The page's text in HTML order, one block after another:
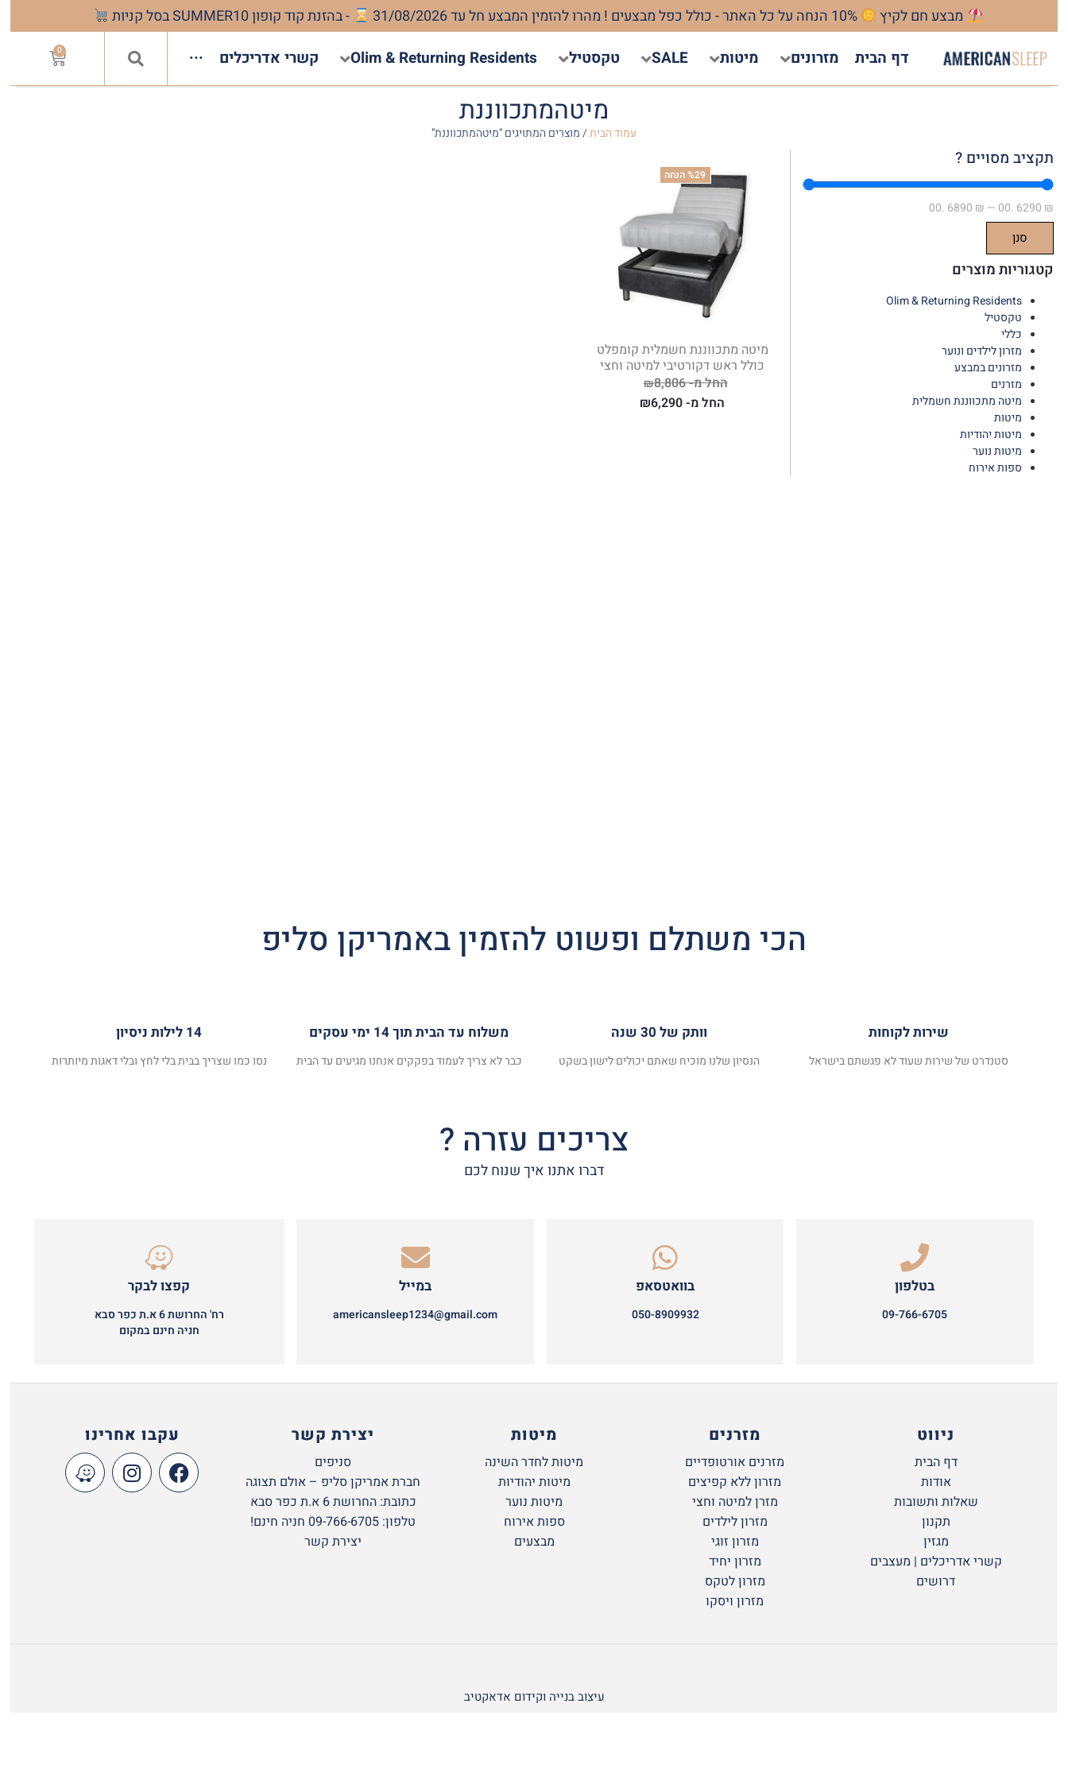
מבצע חם לקיץ 10% הנחה על כל האתר - כולל כפל מבצעים ! מהרו להזמין המבצע חל עד 31/08/2026 - בהזנת קוד קופון SUMMER10 בסל קניות
דף הבית מזרונים מיטות SALE טקסטיל Olim & Returning Residents קשרי אדריכלים ···
0
מיטהמתכווננת
עמוד הבית/ מוצרים המתויגים “מיטהמתכווננת”
תקציב מסויים ?
₪
6290
.00
—
₪
6890
.00
סנן
קטגוריות מוצרים
Olim & Returning Residents
טקסטיל
כללי
מזרון לילדים ונוער
מזרונים במבצע
מזרנים
מיטה מתכווננת חשמלית
מיטות
מיטות יהודיות
מיטות נוער
ספות אירוח
%29 הנחה
מיטה מתכווננת חשמלית קומפלט
כולל ראש דקורטיבי למיטה וחצי
החל מ-
₪8,806
החל מ-
₪6,290
הכי משתלם ופשוט להזמין באמריקן סליפ
שירות לקוחות
סטנדרט של שירות שעוד לא פגשתם בישראל
וותק של 30 שנה
הנסיון שלנו מוכיח שאתם יכולים לישון בשקט
משלוח עד הבית תוך 14 ימי עסקים
כבר לא צריך לעמוד בפקקים אנחנו מגיעים עד הבית
14 לילות ניסיון
נסו כמו שצריך בבית בלי לחץ ובלי דאגות מיותרות
צריכים עזרה ?
דברו אתנו איך שנוח לכם
בטלפון
09-766-6705
בוואטסאפ
050-8909932
במייל
americansleep1234@gmail.com
קפצו לבקר
רח' החרושת 6 א.ת כפר סבא
חניה חינם במקום
ניווט
דף הבית
אודות
שאלות ותשובות
תקנון
מגזין
קשרי אדריכלים | מעצבים
דרושים
מזרנים
מזרנים אורטופדיים
מזרון ללא קפיצים
מזרן למיטה וחצי
מזרון לילדים
מזרון זוגי
מזרון יחיד
מזרון לטקס
מזרון ויסקו
מיטות
מיטות לחדר השינה
מיטות יהודיות
מיטות נוער
ספות אירוח
מבצעים
יצירת קשר
סניפים
חברת אמריקן סליפ – אולם תצוגה
כתובת: החרושת 6 א.ת כפר סבא
טלפון: 09-766-6705 חניה חינם!
יצירת קשר
עקבו אחרינו
עיצוב בנייה וקידום אדאקטיב